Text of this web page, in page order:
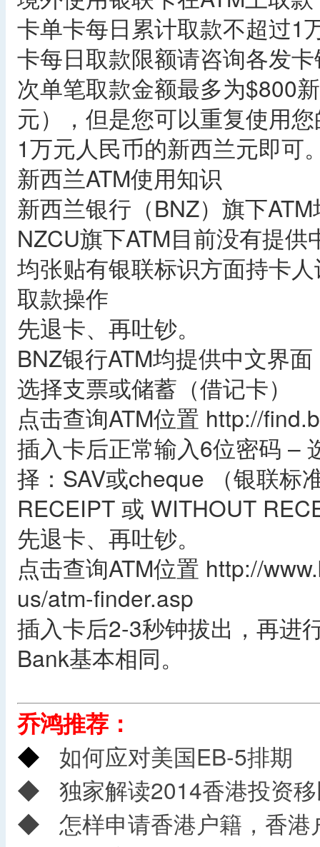
卡单卡每日累计取款不超过1
卡每日取款限额请咨询各发
次单笔取款金额最多为$800
元），但是您可以重复使用
1万元人民币的新西兰元即可
新西兰ATM使用知识
新西兰银行（BNZ）旗下
NZCU旗下ATM目前没有提
均张贴有银联标识方面持卡
取款操作
先退卡、再吐钞。
BNZ银行ATM均提供中文界
选择支票或储蓄（借记卡）
点击查询ATM位置 http://
插入卡后正常输入6位密码 –
择：SAV或cheque （银联标
RECEIPT 或 WITHOUT
先退卡、再吐钞。
点击查询ATM位置 http://
us/atm-finder.asp
插入卡后2-3秒钟拔出，再进
Bank基本相同。
乔鸿推荐：
◆
如何应对美国EB-5排期
◆ 独家解读2014香港投资
◆ 怎样申请香港户籍，香港